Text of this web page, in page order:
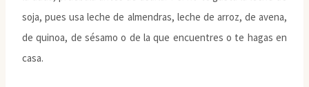
soja, pues usa leche de almendras, leche de arroz, de avena,
de quinoa, de sésamo o de la que encuentres o te hagas en
casa.